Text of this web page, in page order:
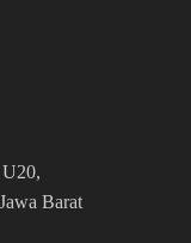
Barat